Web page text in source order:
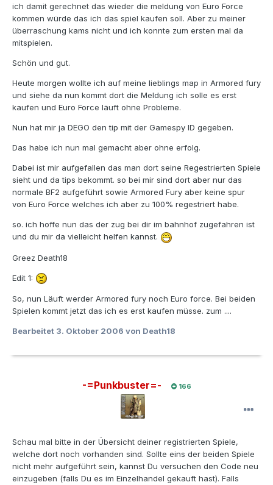
ich damit gerechnet das wieder die meldung von Euro Force
kommen würde das ich das spiel kaufen soll. Aber zu meiner
überraschung kams nicht und ich konnte zum ersten mal da
mitspielen.
Schön und gut.
Heute morgen wollte ich auf meine lieblings map in Armored fury
und siehe da nun kommt dort die Meldung ich solle es erst
kaufen und Euro Force läuft ohne Probleme.
Nun hat mir ja DEGO den tip mit der Gamespy ID gegeben.
Das habe ich nun mal gemacht aber ohne erfolg.
Dabei ist mir aufgefallen das man dort seine Regestrierten Spiele
sieht und da tips bekommt. so bei mir sind dort aber nur das
normale BF2 aufgeführt sowie Armored Fury aber keine spur
von Euro Force welches ich aber zu 100% regestriert habe.
so. ich hoffe nun das der zug bei dir im bahnhof zugefahren ist
und du mir da vielleicht helfen kannst.
Greez Death18
Edit 1:
So, nun Läuft werder Armored fury noch Euro force. Bei beiden
Spielen kommt jetzt das ich es erst kaufen müsse. zum ....
Bearbeitet 3. Oktober 2006 von Death18
-=Punkbuster=- 166
Schau mal bitte in der Übersicht deiner registrierten Spiele,
welche dort noch vorhanden sind. Sollte eins der beiden Spiele
nicht mehr aufgeführt sein, kannst Du versuchen den Code neu
einzugeben (falls Du es im Einzelhandel gekauft hast). Falls